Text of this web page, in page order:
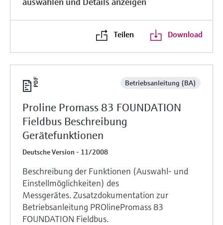
Teilen Download
Betriebsanleitung (BA)
Proline Promass 83 FOUNDATION
Fieldbus Beschreibung
Gerätefunktionen
Deutsche Version - 11/2008
Beschreibung der Funktionen (Auswahl- und
Einstellmöglichkeiten) des
Messgerätes. Zusatzdokumentation zur
Betriebsanleitung PROlinePromass 83
FOUNDATION Fieldbus.